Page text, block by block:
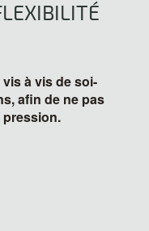
à vis de soi-
afin de ne pas
pression.